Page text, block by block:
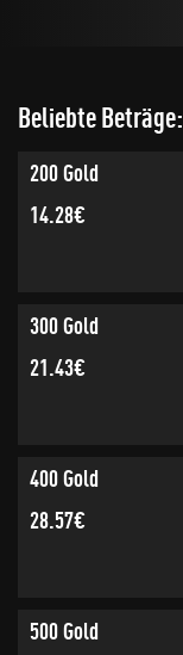
Beliebte Beträge:
200 Gold
14.28€
300 Gold
21.43€
400 Gold
28.57€
500 Gold